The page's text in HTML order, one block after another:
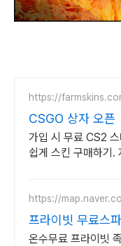
https://
CSGO 상자 오픈
가입 시 무료 CS2
쉽게 스킨 구매하기.
https://
프라이빗 무료스
제주 돌담감성, 반
온수무료 프라이빗